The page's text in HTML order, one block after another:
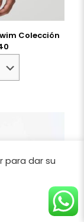
Colección
para dar su